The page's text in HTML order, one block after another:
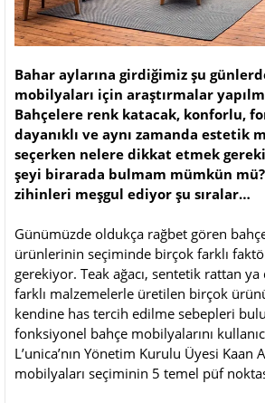
Bahar aylarına girdiğimiz şu
mobilyaları için araştırmalar
Bahçelere renk katacak, konforlu,
dayanıklı ve aynı zamanda estetik
seçerken nelere dikkat etmek
şeyi birarada bulmam mümkün
zihinleri meşgul ediyor şu sıralar…
Günümüzde oldukça rağbet gören
ürünlerinin seçiminde birçok farklı
gerekiyor. Teak ağacı, sentetik rattan
farklı malzemelerle üretilen birçok
kendine has tercih edilme sebepleri
fonksiyonel bahçe mobilyalarını
L’unica’nın Yönetim Kurulu Üyesi Kaan
mobilyaları seçiminin 5 temel püf